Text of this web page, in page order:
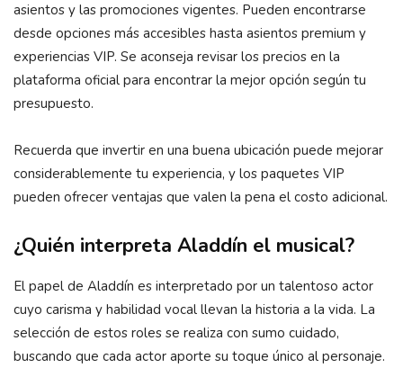
asientos y las promociones vigentes. Pueden encontrarse
desde opciones más accesibles hasta asientos premium y
experiencias VIP. Se aconseja revisar los precios en la
plataforma oficial para encontrar la mejor opción según tu
presupuesto.
Recuerda que invertir en una buena ubicación puede mejorar
considerablemente tu experiencia, y los paquetes VIP
pueden ofrecer ventajas que valen la pena el costo adicional.
¿Quién interpreta Aladdín el musical?
El papel de Aladdín es interpretado por un talentoso actor
cuyo carisma y habilidad vocal llevan la historia a la vida. La
selección de estos roles se realiza con sumo cuidado,
buscando que cada actor aporte su toque único al personaje.